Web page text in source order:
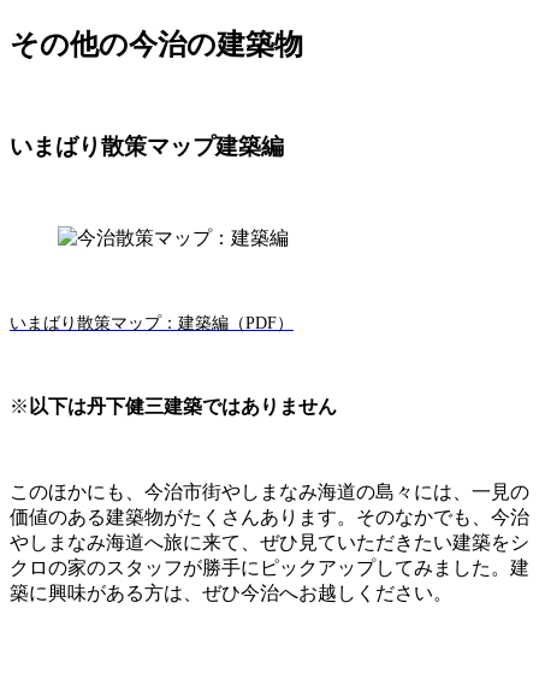
その他の今治の建築物
いまばり散策マップ建築編
いまばり散策マップ：建築編（PDF）
※ 以下は丹下健三建築ではありません
このほかにも、今治市街やしまなみ海道の島々には、一見の
価値のある建築物がたくさんあります。そのなかでも、今治
やしまなみ海道へ旅に来て、ぜひ見ていただきたい建築をシ
クロの家のスタッフが勝手にピックアップしてみました。建
築に興味がある方は、ぜひ今治へお越しください。